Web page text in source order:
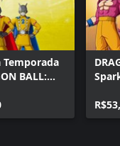
Temporada
BALL: